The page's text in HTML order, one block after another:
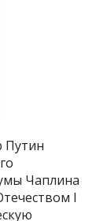
Путин
Чаплина
I